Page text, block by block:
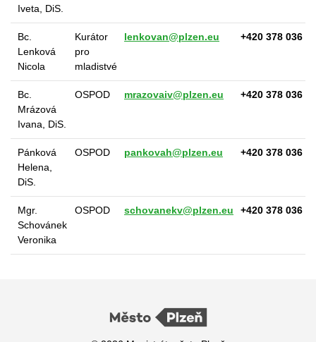
Iveta, DiS.
Bc.
Lenková
Nicola
Kurátor
pro
mladistvé
lenkovan@plzen.eu +420 378 036
Bc.
Mrázová
Ivana, DiS.
OSPOD mrazovaiv@plzen.eu +420 378 036
Pánková
Helena,
DiS.
OSPOD pankovah@plzen.eu +420 378 036
Mgr.
Schovánek
Veronika
OSPOD schovanekv@plzen.eu +420 378 036